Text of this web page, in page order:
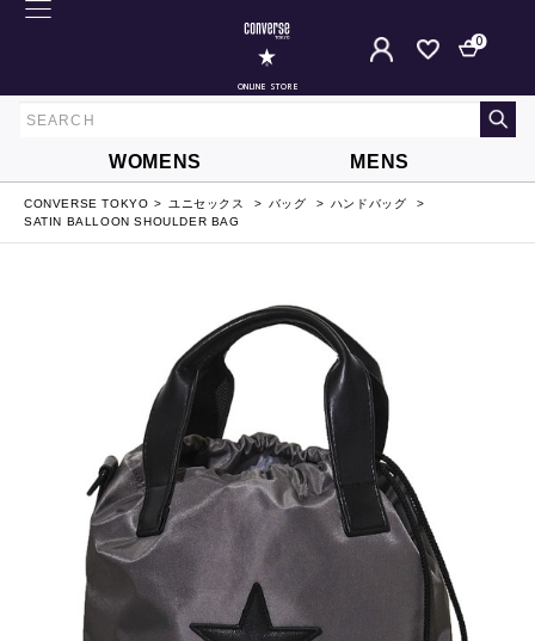
ONLINE STORE
0
WOMENS MENS
CONVERSE TOKYO ユニセックス バッグ
ハンドバッグ
SATIN BALLOON SHOULDER BAG